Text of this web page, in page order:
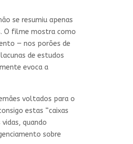
se resumiu apenas
O filme mostra como
— nos porões de
de estudos
evoca a
voltados para o
estas “caixas
quando
sobre